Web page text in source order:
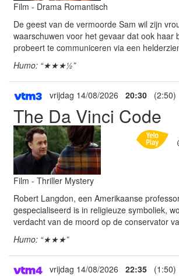
Film - Drama Romantisch
De geest van de vermoorde Sam wil zijn
waarschuwen voor het gevaar dat ook haar
probeert te communiceren via een
Humo: “★★★½”
vrijdag 14/08/2026 20:30 (2:50)
The Da Vinci Code
Film - Thriller Mystery
Robert Langdon, een Amerikaanse
gespecialiseerd is in religieuze symboliek,
verdacht van de moord op de conservator
Humo: “★★★”
vrijdag 14/08/2026 22:35 (1:50)